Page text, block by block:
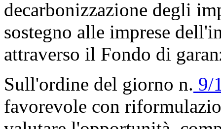
decarbonizzazione degli
sostegno alle imprese
attraverso il Fondo di
Sull'ordine del giorno n. 9/
favorevole con